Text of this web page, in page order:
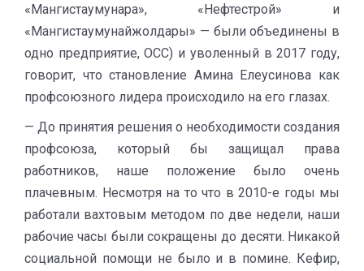
«Мангистаумунара», «Нефтестрой» и
«Мангистаумунайжолдары» — были объединены в
одно предприятие, OCC) и уволенный в 2017 году,
говорит, что становление Амина Елеусинова как
профсоюзного лидера происходило на его глазах.
— До принятия решения о необходимости создания
профсоюза, который бы защищал права
работников, наше положение было очень
плачевным. Несмотря на то что в 2010-е годы мы
работали вахтовым методом по две недели, наши
рабочие часы были сокращены до десяти. Никакой
социальной помощи не было и в помине. Кефир,